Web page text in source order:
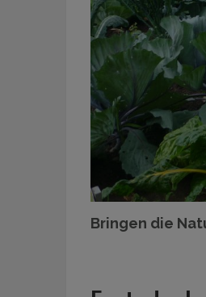
Bringen die